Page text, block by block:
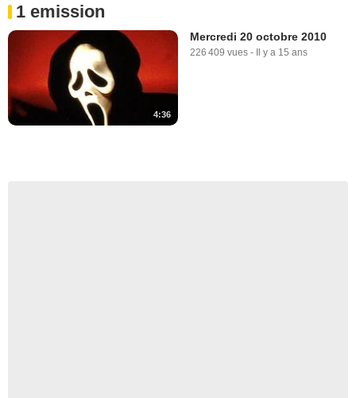
1 emission
4:36
Mercredi 20 octobre 2010
226 409 vues - Il y a 15 ans